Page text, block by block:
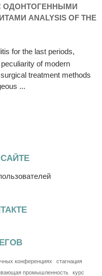
ОДОНТОГЕННЫМИ
ANALYSIS OF THE
for the last periods,
of modern
treatment methods
...
конференциях
стагнация
промышленность
курс